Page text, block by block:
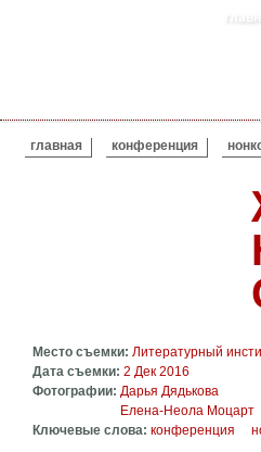
ВЫ ЗДЕСЬ
главная конференция
Место съемки: Литературный
Дата съемки: 2 Дек 2016
Фотографии: Дарья Дядькова
Елена-Неола Моцарт
Ключевые слова: конференция